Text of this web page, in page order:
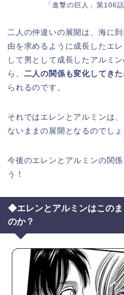
「進撃の巨人」第106
二人の仲違いの展開は、海に
由を求めるように成長したエ
して男として成長したアルミ
ら、 二人の関係も変化してき
られるのです。
それではエレンとアルミンは
ないままの展開となるのでしょ
今後のエレンとアルミンの関
う！
◆エレンとアルミンはこの
のか？